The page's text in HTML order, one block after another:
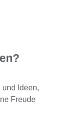
und Ideen,
Freude